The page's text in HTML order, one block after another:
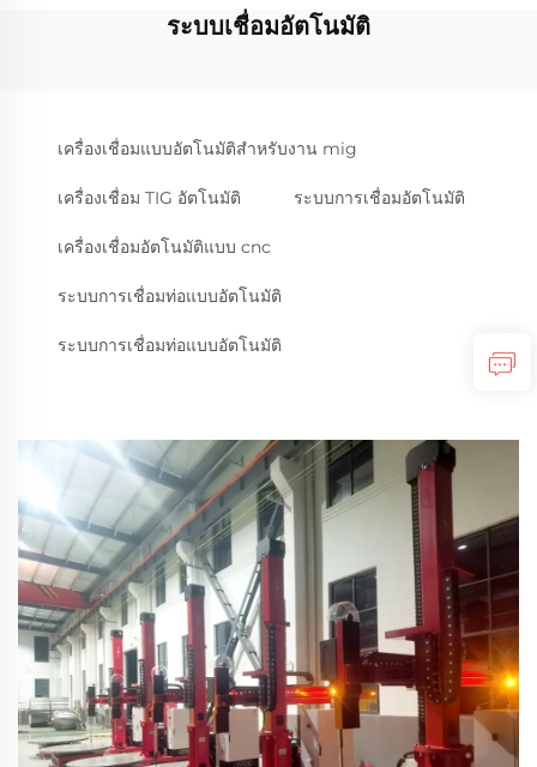
ระบบเชื่อมอัตโนมัติ
เครื่องเชื่อมแบบอัตโนมัติสำหรับงาน mig
เครื่องเชื่อม TIG อัตโนมัติ ระบบการเชื่อมอัตโนมัติ
เครื่องเชื่อมอัตโนมัติแบบ cnc
ระบบการเชื่อมท่อแบบอัตโนมัติ
ระบบการเชื่อมท่อแบบอัตโนมัติ